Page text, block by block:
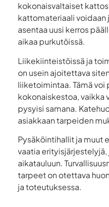
kokonaisvaltaiset
kattomateriaali voidaan
asentaa uusi kerros
aikaa purkutöissä.
Liikekiinteistöissä ja
on usein ajoitettava
liiketoimintaa. Tämä
kokonaiskestoa, vaikka
pysyisi samana.
asiakkaan tarpeiden
Pysäköintihallit ja muut
vaatia
aikatauluun.
tarpeet on otettava
ja toteutuksessa.